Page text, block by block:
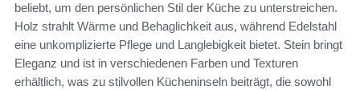
beliebt, um den persönlichen Stil der Küche zu unterstreichen.
Holz strahlt Wärme und Behaglichkeit aus, während Edelstahl
eine unkomplizierte Pflege und Langlebigkeit bietet. Stein bringt
Eleganz und ist in verschiedenen Farben und Texturen
erhältlich, was zu stilvollen Kücheninseln beiträgt, die sowohl